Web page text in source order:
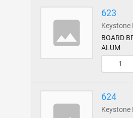
623
Keystone
BOARD
ALUM
624
Keystone